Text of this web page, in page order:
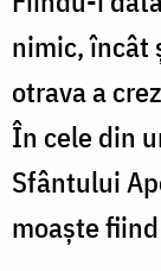
nimic, încât
otrava a
În cele din
Sfântului
moaște